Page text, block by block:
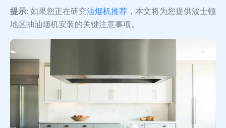
提示: 如果您正在研究油烟机推荐 ，本文将为您提供波士顿
地区抽油烟机安装的关键注意事项。